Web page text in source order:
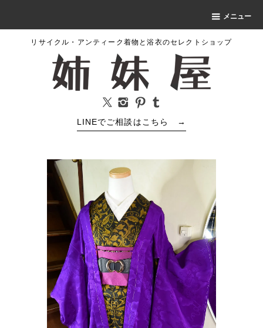
メニュー
リサイクル・アンティーク着物と浴衣のセレクトショップ
LINEでご相談はこちら →